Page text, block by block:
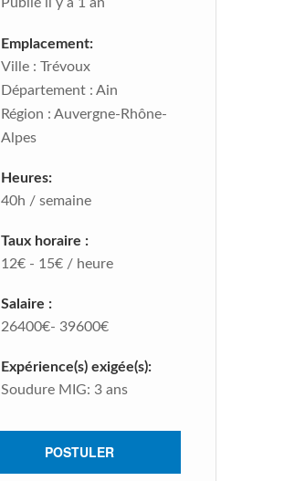
Publié il y a 1 an
Emplacement:
Ville : Trévoux
Département : Ain
Région : Auvergne-Rhône-
Alpes
Heures:
40h / semaine
Taux horaire :
12€ - 15€ / heure
Salaire :
26400€- 39600€
Expérience(s) exigée(s):
Soudure MIG: 3 ans
POSTULER